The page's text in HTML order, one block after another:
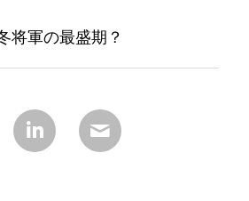
軍の最盛期？